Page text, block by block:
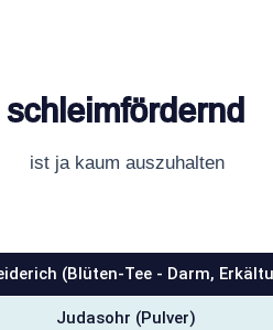
schleimfördernd
ist ja kaum auszuhalten
(Blüten-Tee - Darm,
Judasohr (Pulver)